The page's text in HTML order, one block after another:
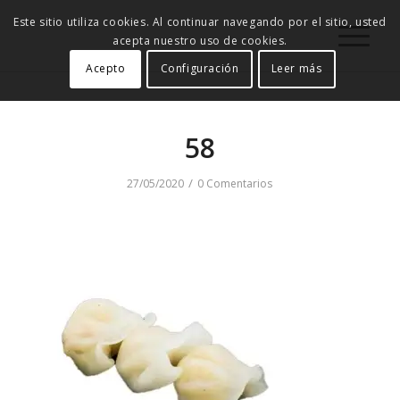
58
27/05/2020 / 0 Comentarios
Este sitio utiliza cookies. Al continuar navegando por el sitio, usted
acepta nuestro uso de cookies.
Acepto
Configuración Leer más